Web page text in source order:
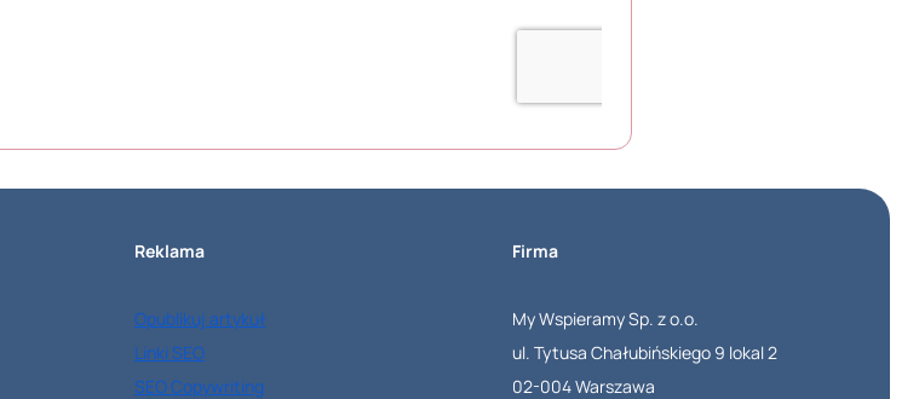
Reklama
Opublikuj artykuł
Linki SEO
SEO Copywriting
Firma
My Wspieramy Sp. z o.o.
ul. Tytusa Chałubińskiego 9 lokal 2
02-004 Warszawa